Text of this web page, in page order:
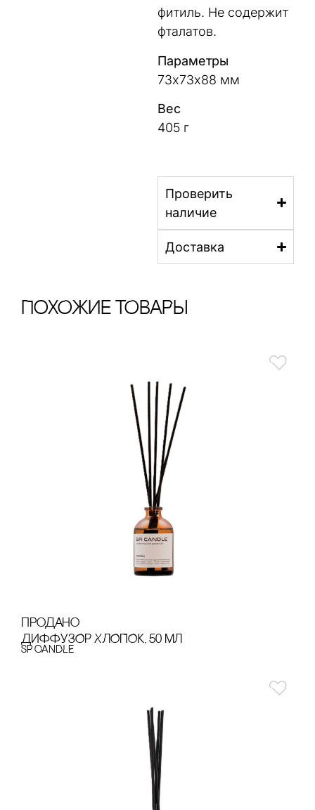
фитиль. Не содержит
фталатов.
Параметры
73х73х88 мм
Вес
405 г
Проверить
наличие
Доставка
ПохОжИе тОваРы
продано
ДИФФУЗОР ХЛОПОК, 50 МЛ
SP CANDLE